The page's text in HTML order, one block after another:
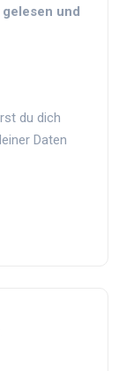
gelesen und
du dich
Daten